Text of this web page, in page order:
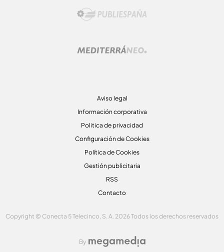
Aviso legal
Información corporativa
Politica de privacidad
Configuración de Cookies
Política de Cookies
Gestión publicitaria
RSS
Contacto
Copyright © Conecta 5 Telecinco, S. A. 2026 Todos los derechos reservados
By